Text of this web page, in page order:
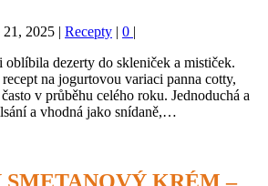
21, 2025 | Recepty | 0 |
oblíbila dezerty do skleniček a mističek.
na jogurtovou variaci panna cotty,
v průběhu celého roku. Jednoduchá a
a vhodná jako snídaně,…